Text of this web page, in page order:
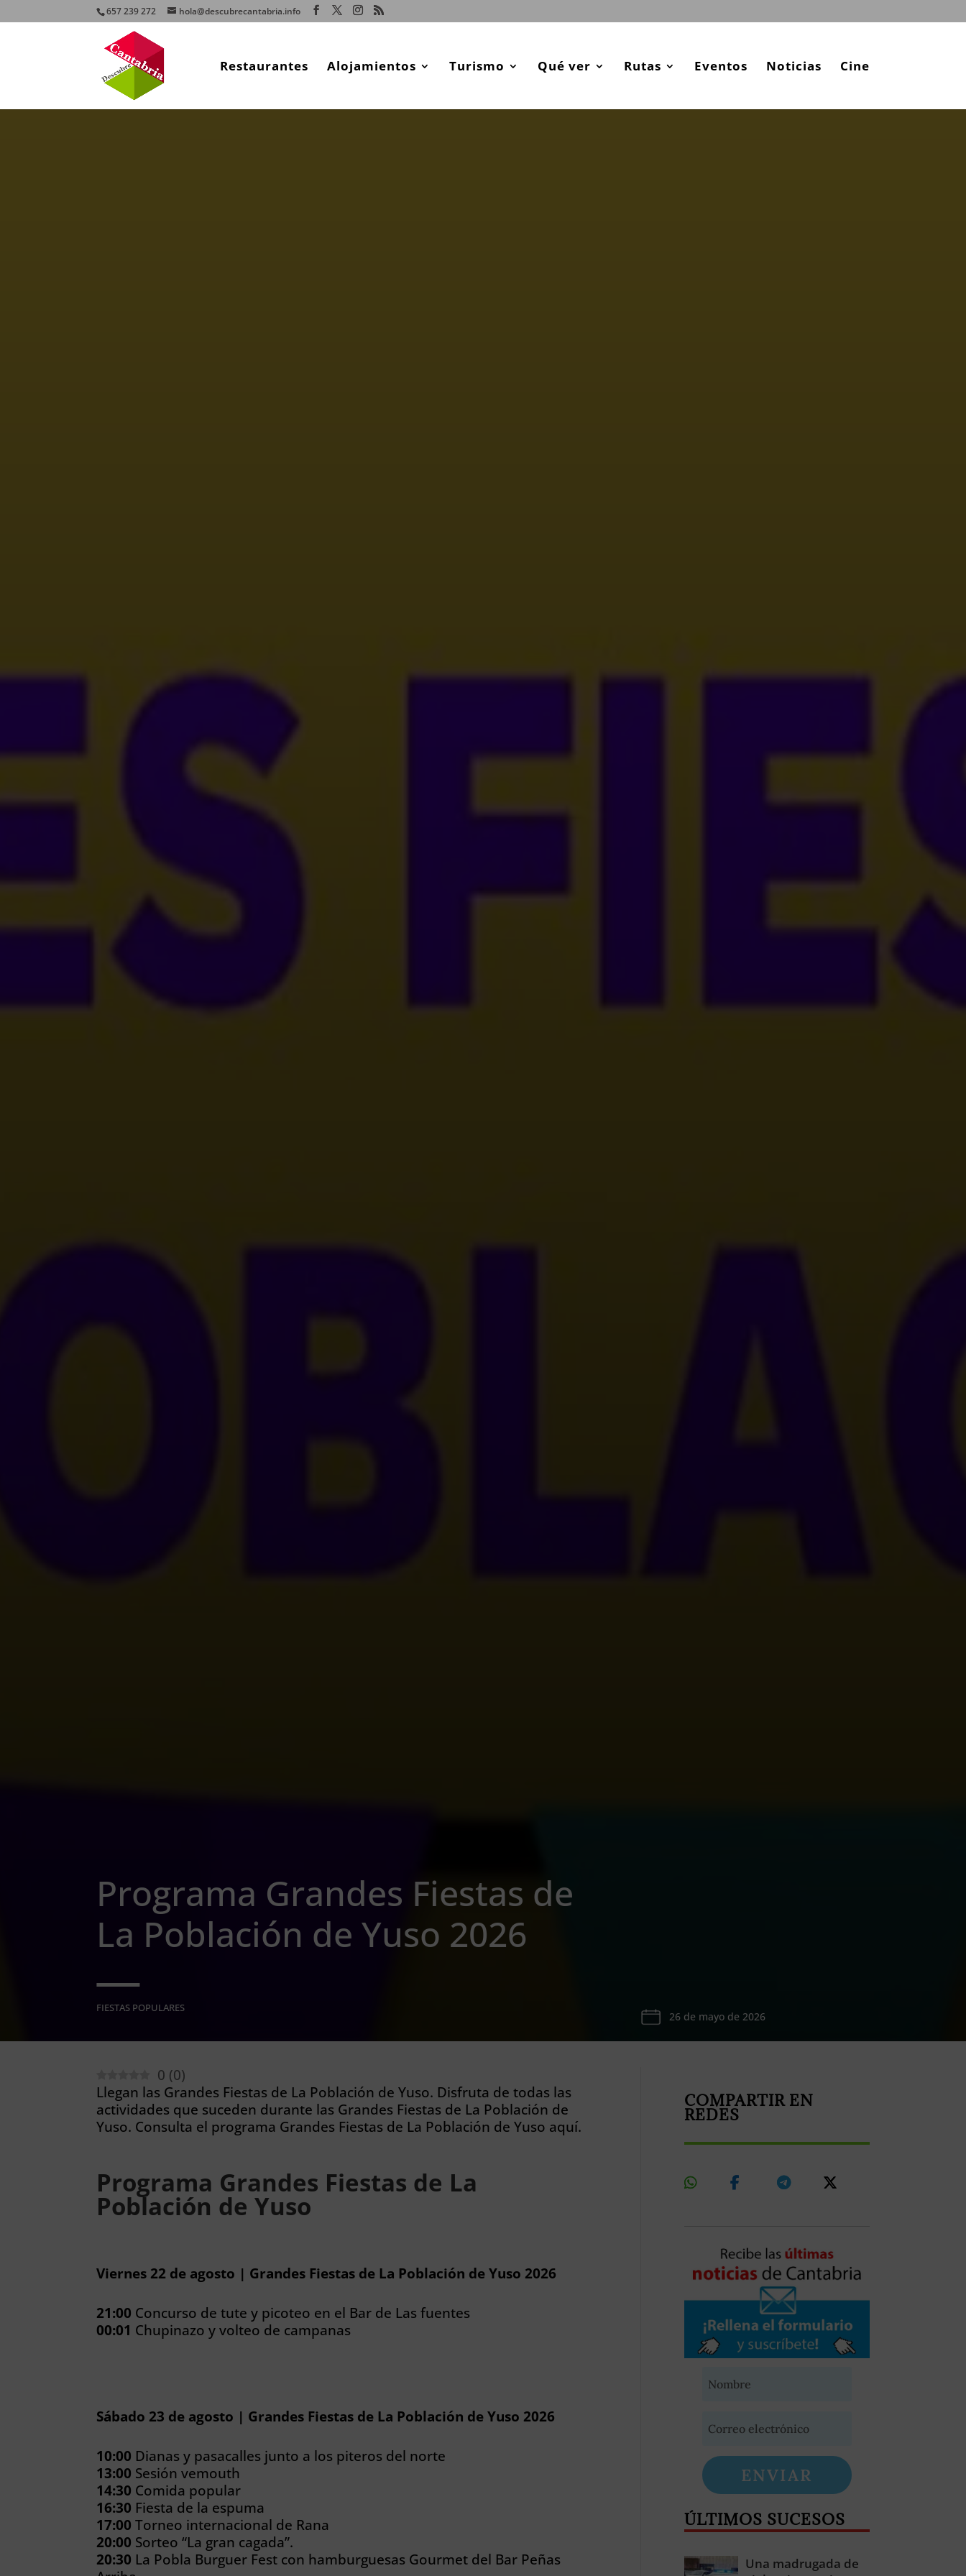
657 239 272 hola@descubrecantabria.info
Restaurantes Alojamientos Turismo Qué ver Rutas Eventos Noticias Cine
Programa Grandes Fiestas de
La Población de Yuso 2026
FIESTAS POPULARES
26 de mayo de 2026
0 (0)
Llegan las Grandes Fiestas de La Población de Yuso. Disfruta de todas las
actividades que suceden durante las Grandes Fiestas de La Población de
Yuso. Consulta el programa Grandes Fiestas de La Población de Yuso aquí.
Programa Grandes Fiestas de La
Población de Yuso
Viernes 22 de agosto | Grandes Fiestas de La Población de Yuso 2026
21:00 Concurso de tute y picoteo en el Bar de Las fuentes
00:01 Chupinazo y volteo de campanas
Sábado 23 de agosto | Grandes Fiestas de La Población de Yuso 2026
10:00 Dianas y pasacalles junto a los piteros del norte
13:00 Sesión vemouth
14:30 Comida popular
16:30 Fiesta de la espuma
17:00 Torneo internacional de Rana
20:00 Sorteo “La gran cagada”.
20:30 La Pobla Burguer Fest con hamburguesas Gourmet del Bar Peñas
COMPARTIR EN
REDES
ENVIAR
ÚLTIMOS SUCESOS
Una madrugada de